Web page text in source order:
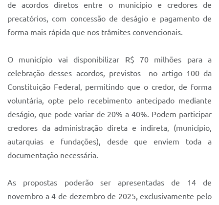
Quadra Fiscal
SIC
Autarquias
de acordos diretos entre o município e credores de
precatórios, com concessão de deságio e pagamento de
forma mais rápida que nos trâmites convencionais.
O município vai disponibilizar R$ 70 milhões para a
celebração desses acordos, previstos no artigo 100 da
Constituição Federal, permitindo que o credor, de forma
voluntária, opte pelo recebimento antecipado mediante
deságio, que pode variar de 20% a 40%. Podem participar
credores da administração direta e indireta, (município,
autarquias e fundações), desde que enviem toda a
documentação necessária.
As propostas poderão ser apresentadas de 14 de
novembro a 4 de dezembro de 2025, exclusivamente pelo